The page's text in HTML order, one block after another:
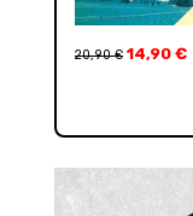
20,90€ 14,90 €